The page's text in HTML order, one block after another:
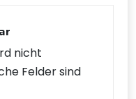
nicht
Felder sind